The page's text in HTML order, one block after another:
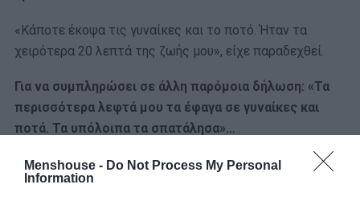
Menshouse - Do Not Process My Personal
Information
«Κάποτε έκοψα τις γυναίκες και το ποτό. Ήταν τα
χειρότερα 20 λεπτά της ζωής μου», είχε παραδεχθεί.
Για να συμπληρώσει σε άλλη παρόμοια δήλωση: «Τα
περισσότερα λεφτά μου τα έφαγα σε γυναίκες και
ποτά. Τα υπόλοιπα τα σπατάλησα»…